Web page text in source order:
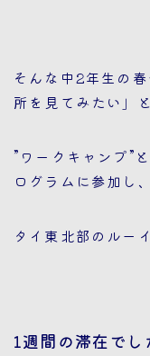
そんな中2年生の
所を見てみたい」
”ワークキャンプ”
ログラムに参加し、
タイ東北部のルー
1週間の滞在で